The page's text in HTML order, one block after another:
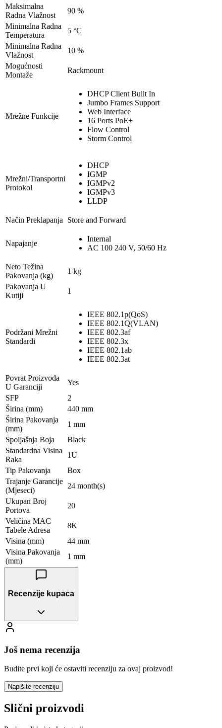
Maksimalna
Radna Vlažnost
90 %
Minimalna Radna
Temperatura
5 °C
Minimalna Radna
Vlažnost
10 %
Mogućnosti
Montaže
Rackmount
Mrežne Funkcije
DHCP Client Built In
Jumbo Frames Support
Web Interface
16 Ports PoE+
Flow Control
Storm Control
Mrežni/Transportni
Protokol
DHCP
IGMP
IGMPv2
IGMPv3
LLDP
Način Preklapanja Store and Forward
Napajanje
Internal
AC 100 240 V, 50/60 Hz
Neto Težina
Pakovanja (kg)
1 kg
Pakovanja U
Kutiji
1
Podržani Mrežni
Standardi
IEEE 802.1p(QoS)
IEEE 802.1Q(VLAN)
IEEE 802.3af
IEEE 802.3x
IEEE 802.1ab
IEEE 802.3at
Povrat Proizvoda
U Garanciji
Yes
SFP
2
Širina (mm)
440 mm
Širina Pakovanja
(mm)
1 mm
Spoljašnja Boja
Black
Standardna Visina
Raka
1U
Tip Pakovanja
Box
Trajanje Garancije
(Mjeseci)
24 month(s)
Ukupan Broj
Portova
20
Veličina MAC
Tabele Adresa
8K
Visina (mm)
44 mm
Visina Pakovanja
(mm)
1 mm
Recenzije kupaca
Još nema recenzija
Budite prvi koji će ostaviti recenziju za ovaj proizvod!
Napišite recenziju
Slični proizvodi